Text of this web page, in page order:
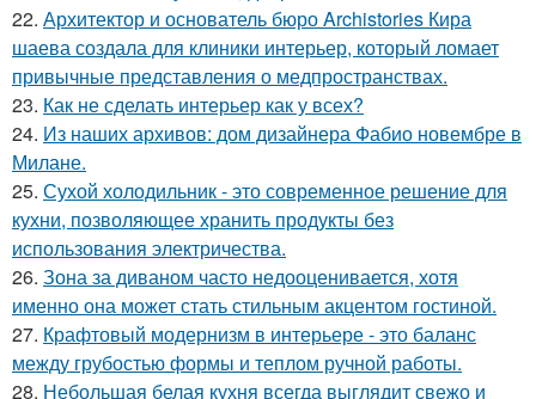
22. Архитектор и основатель бюро Archistories Кира
шаева создала для клиники интерьер, который ломает
привычные представления о медпространствах.
23. Как не сделать интерьер как у всех?
24. Из наших архивов: дом дизайнера Фабио новембре в
Милане.
25. Сухой холодильник - это современное решение для
кухни, позволяющее хранить продукты без
использования электричества.
26. Зона за диваном часто недооценивается, хотя
именно она может стать стильным акцентом гостиной.
27. Крафтовый модернизм в интерьере - это баланс
между грубостью формы и теплом ручной работы.
28. Небольшая белая кухня всегда выглядит свежо и